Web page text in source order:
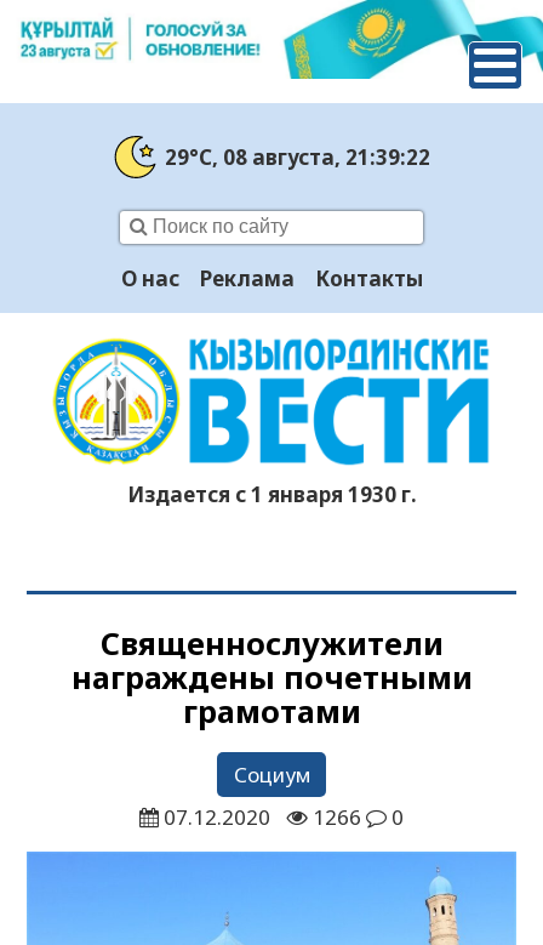
29°C, 08 августа, 21:39:23
О нас Реклама Контакты
Издается с 1 января 1930 г.
Священнослужители
награждены почетными
грамотами
Социум
07.12.2020
1266 0